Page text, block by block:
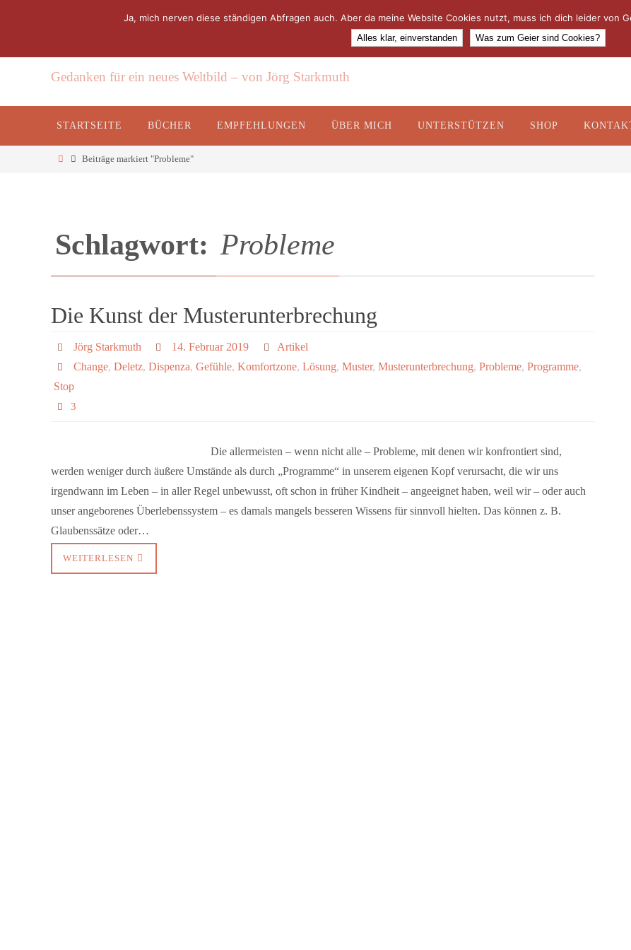
Gedanken für ein neues Weltbild – von Jörg Starkmuth
STARTSEITE BÜCHER EMPFEHLUNGEN ÜBER MICH UNTERSTÜTZEN SHOP
Beiträge markiert "Probleme"
Schlagwort: Probleme
Die Kunst der Musterunterbrechung
Jörg Starkmuth 14. Februar 2019
Artikel
Change, Deletz, Dispenza, Gefühle, Komfortzone, Lösung, Muster, Musterunterbrechung, Probleme, Programme,
Stop
3
Die allermeisten – wenn nicht alle – Probleme, mit denen wir konfrontiert sind,
werden weniger durch äußere Umstände als durch „Programme“ in unserem eigenen Kopf verursacht, die wir uns
irgendwann im Leben – in aller Regel unbewusst, oft schon in früher Kindheit – angeeignet haben, weil wir – oder auch
unser angeborenes Überlebenssystem – es damals mangels besseren Wissens für sinnvoll hielten. Das können z. B.
Glaubenssätze oder…
WEITERLESEN
Ja, mich nerven diese ständigen Abfragen auch. Aber da meine Website Cookies nutzt, muss ich dich leider von
Alles klar, einverstanden Was zum Geier sind Cookies?